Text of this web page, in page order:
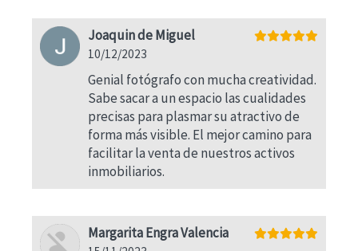
Joaquin de Miguel
10/12/2023
Genial fotógrafo con mucha creatividad.
Sabe sacar a un espacio las cualidades
precisas para plasmar su atractivo de
forma más visible. El mejor camino para
facilitar la venta de nuestros activos
inmobiliarios.
Margarita Engra Valencia